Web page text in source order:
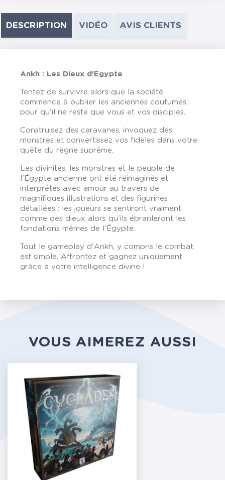
DESCRIPTION VIDÉO AVIS CLIENTS
Ankh : Les Dieux d'Egypte
Tentez de survivre alors que la société
commence à oublier les anciennes coutumes,
pour qu'il ne reste que vous et vos disciples.
Construisez des caravanes, invoquez des
monstres et convertissez vos fidèles dans votre
quête du règne suprême.
Les divinités, les monstres et le peuple de
l'Égypte ancienne ont été réimaginés et
interprétés avec amour au travers de
magnifiques illustrations et des figurines
détaillées : les joueurs se sentiront vraiment
comme des dieux alors qu'ils ébranleront les
fondations mêmes de l'Égypte.
Tout le gameplay d'Ankh, y compris le combat,
est simple. Affrontez et gagnez uniquement
grâce à votre intelligence divine !
VOUS AIMEREZ AUSSI